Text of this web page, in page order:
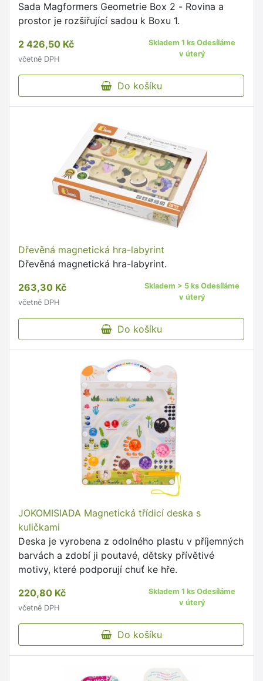
Sada Magformers Geometrie Box 2 - Rovina a
prostor je rozšiřující sadou k Boxu 1.
2 426,50 Kč
včetně DPH
Skladem 1 ks Odesíláme
v úterý
Do košíku
Dřevěná magnetická hra-labyrint
Dřevěná magnetická hra-labyrint.
263,30 Kč
včetně DPH
Skladem > 5 ks Odesíláme
v úterý
Do košíku
JOKOMISIADA Magnetická třídicí deska s
kuličkami
Deska je vyrobena z odolného plastu v příjemných
barvách a zdobí ji poutavé, dětsky přívětivé
motivy, které podporují chuť ke hře.
220,80 Kč
včetně DPH
Skladem 1 ks Odesíláme
v úterý
Do košíku